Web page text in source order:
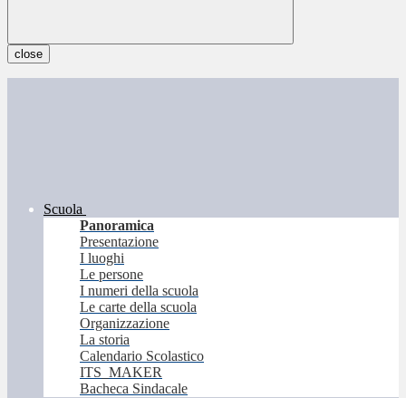
close
Scuola
Panoramica
Presentazione
I luoghi
Le persone
I numeri della scuola
Le carte della scuola
Organizzazione
La storia
Calendario Scolastico
ITS_MAKER
Bacheca Sindacale